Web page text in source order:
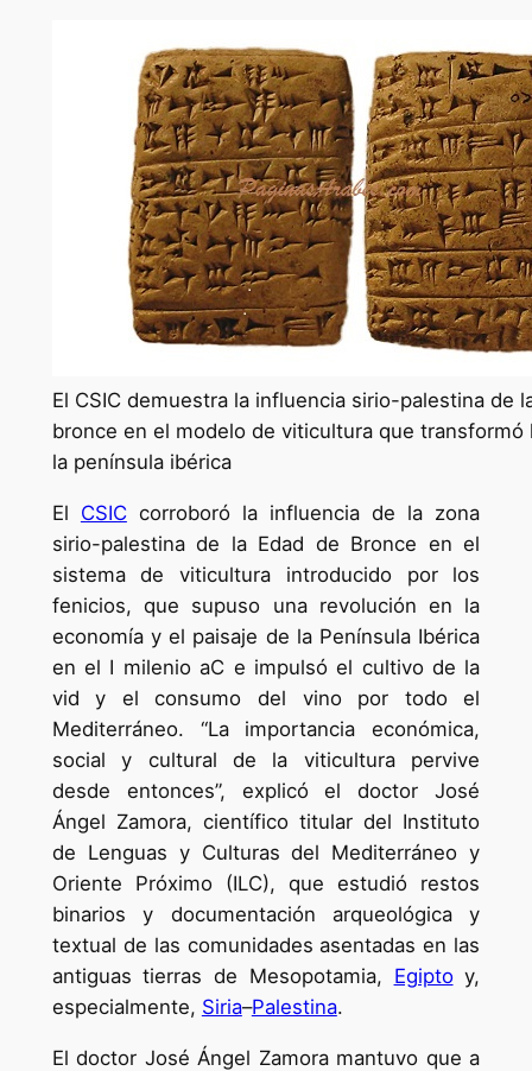
El CSIC demuestra la influencia sirio-palestina de
bronce en el modelo de viticultura que transformó
la península ibérica
El CSICcorroboró la influencia de la zona
sirio-palestina de la Edad de Bronce en el
sistema de viticultura introducido por los
fenicios, que supuso una revolución en la
economía y el paisaje de la Península Ibérica
en el I milenio aC e impulsó el cultivo de la
vid y el consumo del vino por todo el
Mediterráneo. “La importancia económica,
social y cultural de la viticultura pervive
desde entonces”, explicó el doctor José
Ángel Zamora, científico titular del Instituto
de Lenguas y Culturas del Mediterráneo y
Oriente Próximo (ILC), que estudió restos
binarios y documentación arqueológica y
textual de las comunidades asentadas en las
antiguas tierras de Mesopotamia, Egiptoy,
especialmente, Siria–Palestina.
El doctor José Ángel Zamora mantuvo que a